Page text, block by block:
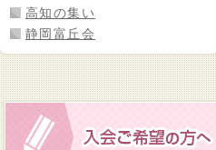
高知の集い
静岡富丘会